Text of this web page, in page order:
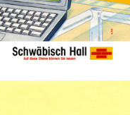
Bild-ID: 46254